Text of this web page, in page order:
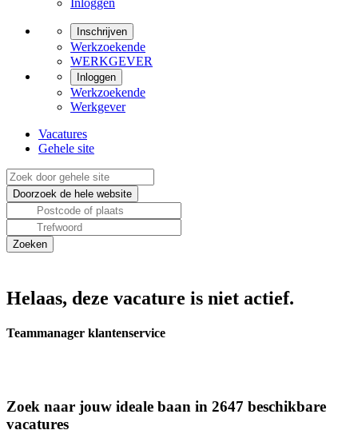
Inloggen
Inschrijven
Werkzoekende
WERKGEVER
Inloggen
Werkzoekende
Werkgever
Vacatures
Gehele site
Helaas, deze vacature is niet actief.
Teammanager klantenservice
Zoek naar jouw ideale baan in 2647 beschikbare
vacatures